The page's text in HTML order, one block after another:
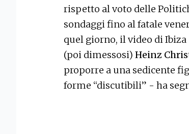
rispetto al voto delle
sondaggi fino al fatale
quel giorno, il video di
(poi dimessosi) Heinz
proporre a una sedicente
forme “discutibili” - ha